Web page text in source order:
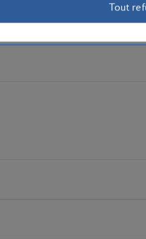
Tout